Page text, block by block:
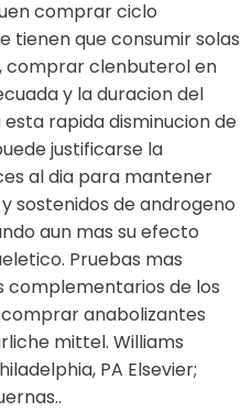
comprar ciclo
tienen que consumir solas
comprar clenbuterol en
y la duracion del
esta rapida disminucion de
justificarse la
al dia para mantener
sostenidos de androgeno
aun mas su efecto
Pruebas mas
complementarios de los
comprar anabolizantes
mittel. Williams
PA Elsevier;